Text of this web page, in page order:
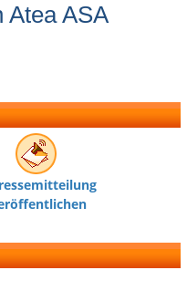
Atea ASA